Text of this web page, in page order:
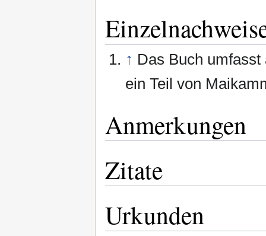
↑ Das Buch
ein Teil von
Anmerkungen
Zitate
Urkunden